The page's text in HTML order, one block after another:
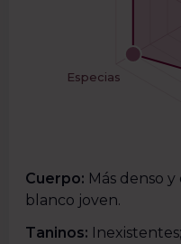
Especias
Cuerpo: Más denso
blanco joven.
Taninos: